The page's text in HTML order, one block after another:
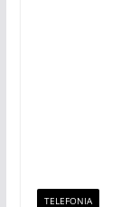
TELEFONIA